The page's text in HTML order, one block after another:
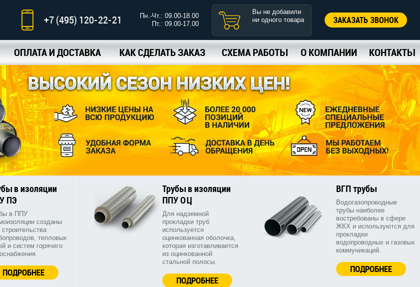
+7 (495) 120-22-21
Пн.-Чт.: 09.00-18.00
Пт.: 09.00-17.00
Вы не добавили
ни одного товара
ЗАКАЗАТЬ ЗВОНОК
ОПЛАТА И ДОСТАВКА КАК СДЕЛАТЬ ЗАКАЗ СХЕМА РАБОТЫ О КОМПАНИИ КОНТАКТЫ
в изоляции
ПЭ
в ППУ
созданы
тепловых
и систем горячего
ПОДРОБНЕЕ
Трубы в изоляции
ППУ ОЦ
Для надземной
прокладки труб
используется
оцинкованная оболочка,
которая изготавливается
из оцинкованной
стальной полосы.
ПОДРОБНЕЕ
ВГП трубы
Водогазопроводные
трубы наиболее
востребованы в сфере
ЖКХ и используются для
прокладки
водопроводных и газовых
коммуникаций.
ПОДРОБНЕЕ